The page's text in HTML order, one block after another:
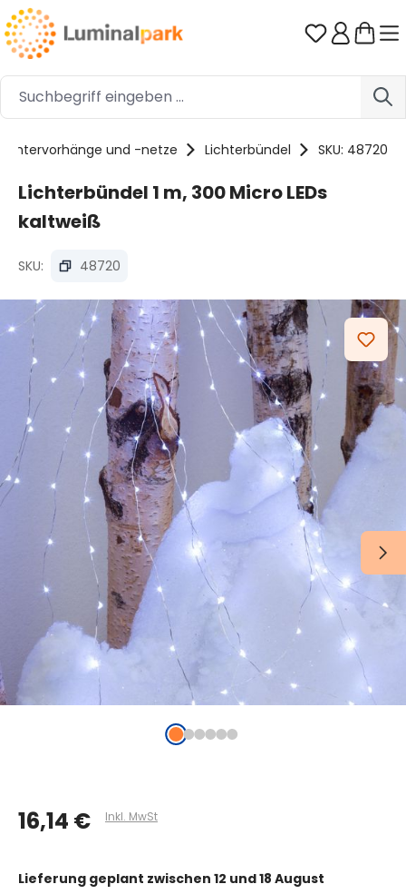
Zum Hauptinhalt springen Du hast 0
Lichtervorhänge und -netze Lichterbündel SKU: 48720
Lichterbündel 1 m, 300 Micro LEDs
kaltweiß
SKU: 48720
Bildergalerie überspringen
16,14 € Inkl. MwSt
Lieferung geplant zwischen 12 und 18 August